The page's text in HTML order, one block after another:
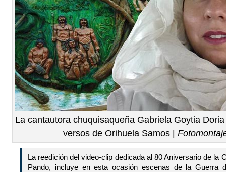
La cantautora chuquisaqueña Gabriela Goytia
versos de Orihuela Samos |
La reedición del video-clip dedicada al 80 Aniversario de la
Pando, incluye en esta ocasión escenas de la Guerra